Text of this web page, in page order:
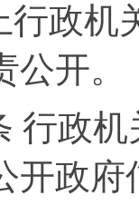
行政机
开。
行政机
开政